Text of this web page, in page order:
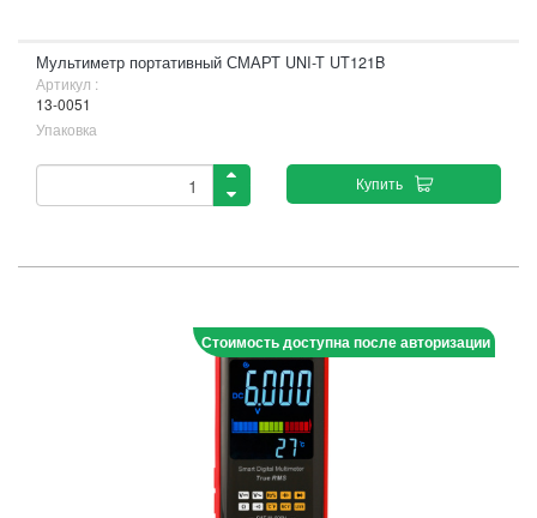
Мультиметр портативный СМАРТ UNI-T UT121B
Артикул :
13-0051
Упаковка
Купить
Стоимость доступна после авторизации